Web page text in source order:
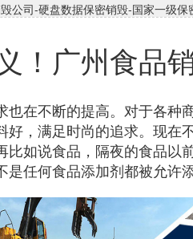
司-硬盘数据保密销毁-国家一级
！广州食品
在不断的提高。对于各种
好，满足时尚的追求。现在
如说食品，隔夜的食品以
任何食品添加剂都被允许